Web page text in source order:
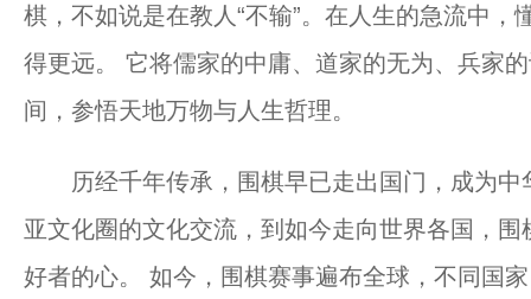
棋，不如说是在教人“不输”。在人生的急流中，
得更远。 它将儒家的中庸、道家的无为、兵家
间，参悟天地万物与人生哲理。
历经千年传承，围棋早已走出国门，成为中
亚文化圈的文化交流，到如今走向世界各国，
好者的心。 如今，围棋赛事遍布全球，不同国